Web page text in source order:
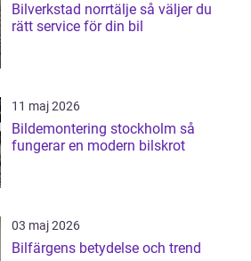
Bilverkstad norrtälje så väljer du
rätt service för din bil
11 maj 2026
Bildemontering stockholm så
fungerar en modern bilskrot
03 maj 2026
Bilfärgens betydelse och trend